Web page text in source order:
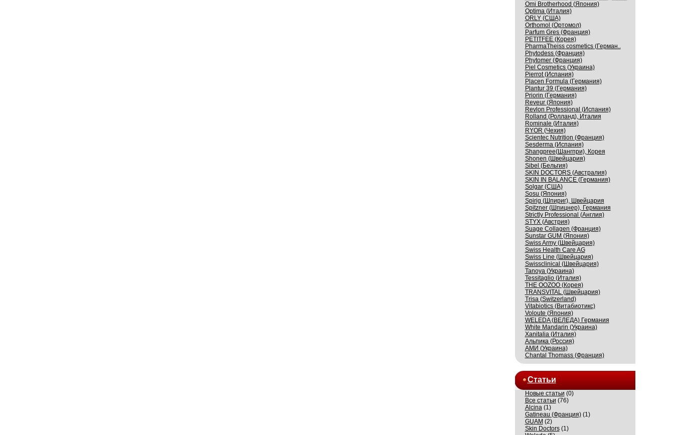
Omi Brotherhood (Япония)
Optima (Италия)
ORLY (США)
Orthomol (Ортомол)
Parfum Gres (Франция)
PETITFEE (Корея)
PharmaTheiss cosmetics (Герман..
Phytodess (Франция)
Phytomer (Франция)
Piel Cosmetics (Украина)
Pierrot (Испания)
Placen Formula (Германия)
Plantur 39 (Германия)
Priorin (Германия)
Reveur (Япония)
Revlon Professional (Испания)
Rolland (Ролланд), Италия
Rominale (Италия)
RYOR (Чехия)
Scientec Nutrition (Франция)
Sesderma (Испания)
Shangpree(Шангпри), Корея
Shonen (Швейцария)
Sibel (Бельгия)
SKIN DOCTORS (Австралия)
SKIN IN BALANCE (Германия)
Solgar (США)
Sosu (Япония)
Spirig (Шпириг), Швейцария
Spitzner (Шпицнер), Германия
Strictly Professional (Англия)
STYX (Австрия)
Suage Collagen (Франция)
Sunstar GUM (Япония)
Swiss Army (Швейцария)
Swiss Health Care AG
Swiss Line (Швейцария)
Swissсlinical (Швейцария)
Tanoya (Украина)
Tessitaglio (Италия)
THE OOZOO (Корея)
TRANSVITAL (Швейцария)
Trisa (Switzerland)
Vitabiotics (Витабиотикс)
Voloute (Япония)
WELEDA (ВЕЛЕДА) Германия
White Mandarin (Украина)
Xanitalia (Италия)
Альпика (Россия)
АМИ (Украина)
Сhantal Thomass (Франция)
Статьи
Новые статьи (0)
Все статьи (76)
Alcina(1)
Gatineau (Франция)(1)
GUAM (2)
Skin Doctors(1)